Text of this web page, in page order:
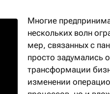
Многие
нескольких волн
мер, связанных с
просто задумались о
трансформации
изменении